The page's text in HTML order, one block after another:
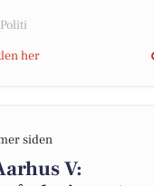
her
siden
V: